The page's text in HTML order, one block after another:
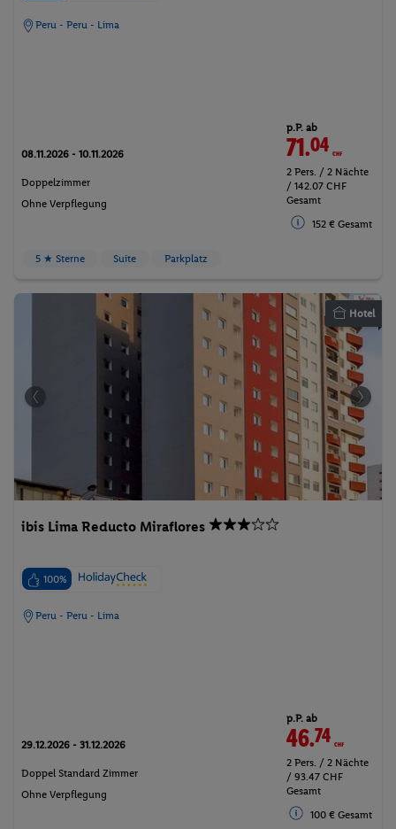
Peru - Peru - Lima
08.11.2026 - 10.11.2026
Doppelzimmer
Ohne Verpflegung
p.P. ab
71.04CHF
2 Pers. / 2 Nächte
/ 142.07 CHF
Gesamt
152 € Gesamt
5 ★ Sterne Suite Parkplatz
Hotel
ibis Lima Reducto Miraflores
100%
Peru - Peru - Lima
29.12.2026 - 31.12.2026
Doppel Standard Zimmer
Ohne Verpflegung
p.P. ab
46.74CHF
2 Pers. / 2 Nächte
/ 93.47 CHF
Gesamt
100 € Gesamt